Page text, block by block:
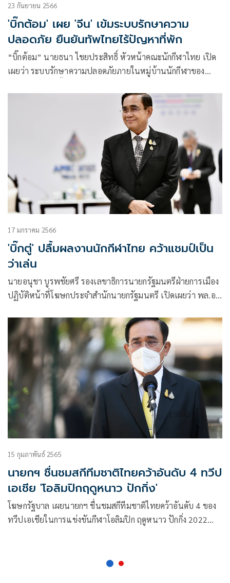
เข้าร่วมการแข่งขันกีฬาทุกประเภทด้วยความแข็งแกร่งของ
ร่างกายและจิตใจโดยเนื้อแท้ ยกระดับมาตรฐานการกีฬาของไทย
อย่างมีมาตรฐานสากลจนอยู่ในระดับแนวหน้าของโลก
23 กันยายน 2566
'บิ๊กต้อม' เผย 'จีน' เข้มระบบรักษาความ
ปลอดภัย ยืนยันทัพไทยไร้ปัญหาที่พัก
“บิ๊กต้อม” นายธนา ไชยประสิทธิ์ หัวหน้าคณะนักกีฬาไทย เปิด
เผยว่า ระบบรักษาความปลอดภัยภายในหมู่บ้านนักกีฬาของ
งวดพอสมควร และมีการตรวจไอดีการ์ดอย่างละเอียด และห้าม
นำสิ่งของต้องห้ามของมา คิดว่าทางจีนมีระบบรักษาความ
ปลอดภัยสูงมาก ใครไม่มีไอดีการ์ดห้ามเข้าเด็ดขาด และจะต้อง
เข้าในประตูที่ถูกต้อง ในช่วงแรกก็ยังสับสนอยู่ แต่ช่วงหลังก็จะ
17 มกราคม 2566
'บิ๊กตู่' ปลื้มผลงานนักกีฬาไทย คว้าแชมป์เป็น
ว่าเล่น
นายอนุชา บูรพชัยศรี รองเลขาธิการนายกรัฐมนตรีฝ่ายการเมือง
ปฏิบัติหน้าที่โฆษกประจำสำนักนายกรัฐมนตรี เปิดเผยว่า พล.อ.
15 กุมภาพันธ์ 2565
นายกฯ ชื่นชมสกีทีมชาติไทยคว้าอันดับ 4 ทวีป
เอเชีย 'โอลิมปิกฤดูหนาว ปักกิ่ง'
โฆษกรัฐบาล เผยนายกฯ ชื่นชมสกีทีมชาติไทยคว้าอันดับ 4 ของ
ทวีปเอเชียในการแข่งขันกีฬาโอลิมปิก ฤดูหนาว ปักกิ่ง 2022